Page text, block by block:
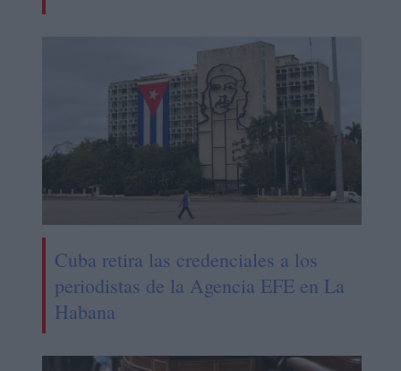
Cuba retira las credenciales a los
periodistas de la Agencia EFE en La
Habana